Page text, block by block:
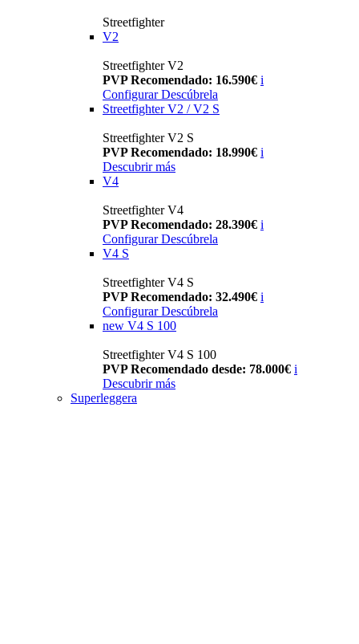
Streetfighter
V2
Streetfighter V2
PVP Recomendado: 16.590€ i
Configurar Descúbrela
Streetfighter V2 / V2 S
Streetfighter V2 S
PVP Recomendado: 18.990€ i
Descubrir más
V4
Streetfighter V4
PVP Recomendado: 28.390€ i
Configurar Descúbrela
V4 S
Streetfighter V4 S
PVP Recomendado: 32.490€ i
Configurar Descúbrela
new V4 S 100
Streetfighter V4 S 100
PVP Recomendado desde: 78.000€ i
Descubrir más
Superleggera